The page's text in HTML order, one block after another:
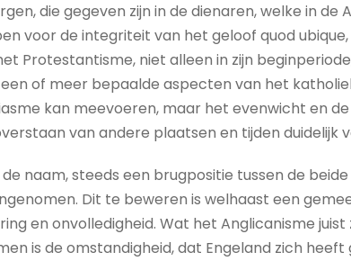
die gegeven zijn in de dienaren, welke in de
voor de integriteit van het geloof quod
Protestantisme, niet alleen in zijn
of meer bepaalde aspecten van het
kan meevoeren, maar het evenwicht en
van andere plaatsen en tijden duidelijk
naam, steeds een brugpositie tussen de
Dit te beweren is welhaast een
en onvolledigheid. Wat het Anglicanisme
is de omstandigheid, dat Engeland zich